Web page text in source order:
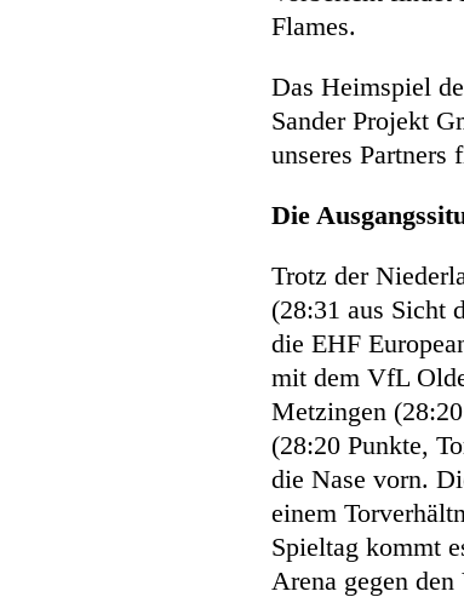
Flames.
Das Heimspiel
Sander Projekt
unseres
Die
Trotz der
(28:31 aus Sicht
die EHF
mit dem VfL
Metzingen
(28:20 Punkte,
die Nase vorn.
einem
Spieltag kommt
Arena gegen